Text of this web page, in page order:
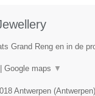
Grand Reng en in de
Google maps ▼
Antwerpen(Antwerpen)